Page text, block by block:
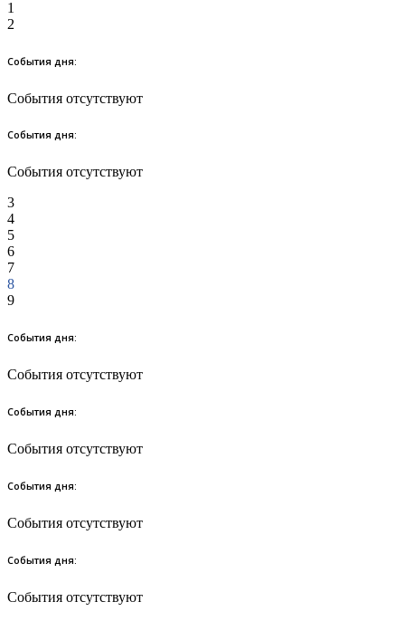
1
2
События дня:
События отсутствуют
События дня:
События отсутствуют
3
4
5
6
7
8
9
События дня:
События отсутствуют
События дня:
События отсутствуют
События дня:
События отсутствуют
События дня:
События отсутствуют